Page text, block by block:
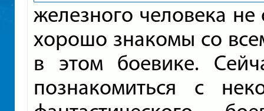
железного человека
хорошо знакомы со
в этом боевике.
познакомиться с